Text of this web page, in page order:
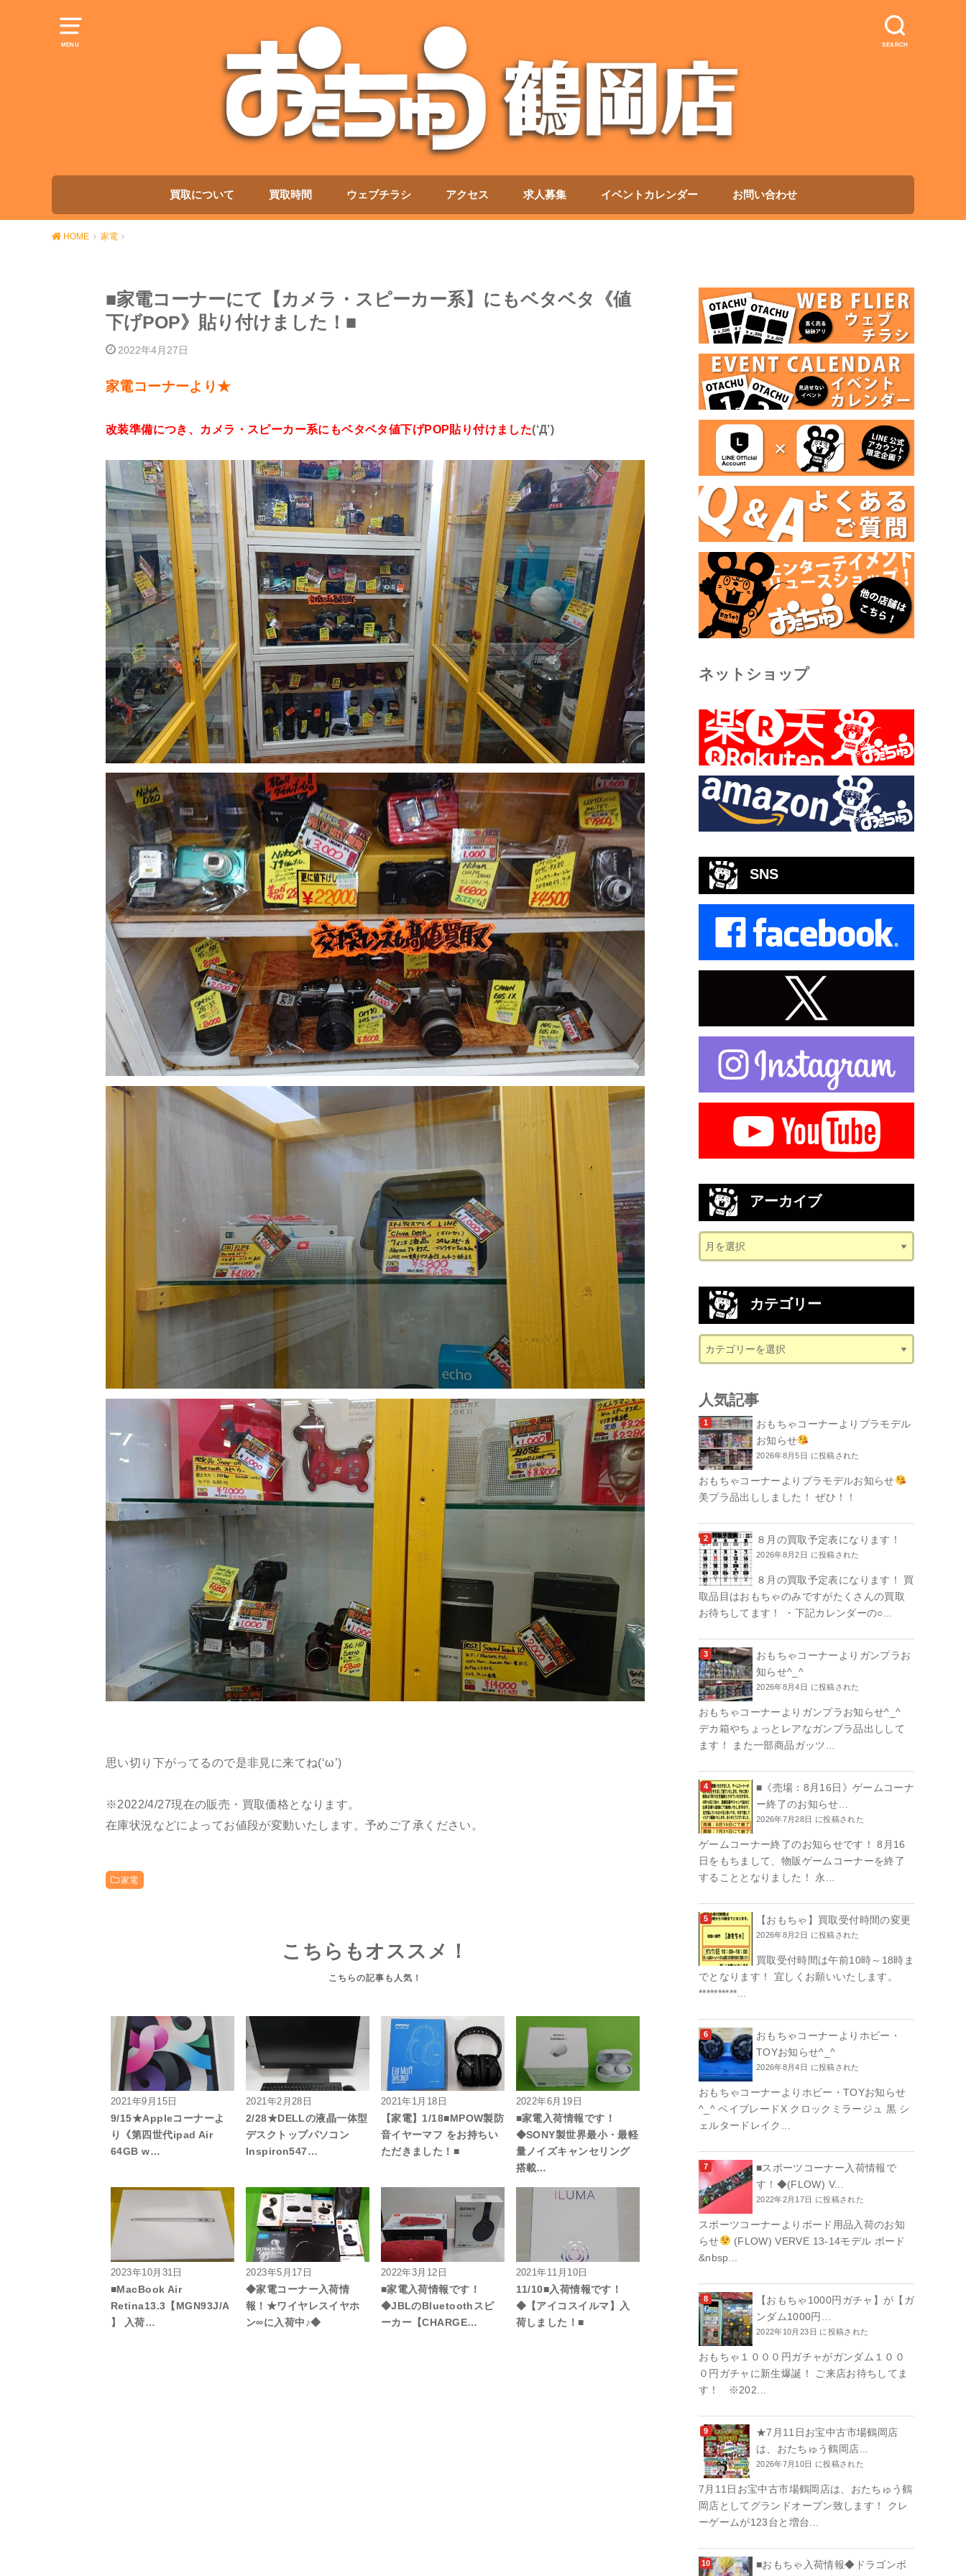
MENU SEARCH
買取について 買取時間 ウェブチラシ アクセス 求人募集 イベントカレンダー お問い合わせ
HOME 家電
■家電コーナーにて【カメラ・スピーカー系】にもベタベタ《値
下げPOP》貼り付けました！■
2022年4月27日
家電コーナーより★
改装準備につき、カメラ・スピーカー系にもベタベタ値下げPOP貼り付けました(‘Д’)
思い切り下がってるので是非見に来てね(‘ω’)
※2022/4/27現在の販売・買取価格となります。
在庫状況などによってお値段が変動いたします。予めご了承ください。
家電
こちらもオススメ！
2021年9月15日
9/15★Appleコーナーよ
り《第四世代ipad Air
64GB w…
2021年2月28日
2/28★DELLの液晶一体型
デスクトップパソコン
Inspiron547…
2021年1月18日
【家電】1/18■MPOW製防
音イヤーマフ をお持ちい
ただきました！■
2022年6月19日
■家電入荷情報です！
◆SONY製世界最小・最軽
量ノイズキャンセリング
搭載…
2023年10月31日
■MacBook Air
Retina13.3【MGN93J/A
】 入荷…
2023年5月17日
◆家電コーナー入荷情
報！★ワイヤレスイヤホ
ン∞に入荷中♪◆
2022年3月12日
■家電入荷情報です！
◆JBLのBluetoothスピ
ーカー【CHARGE…
2021年11月10日
11/10■入荷情報です！
◆【アイコスイルマ】入
荷しました！■
ネットショップ
SNS
アーカイブ
カテゴリー
人気記事
おもちゃコーナーよりプラモデル
お知らせ
2026年8月5日 に投稿された
おもちゃコーナーよりプラモデルお知らせ
美プラ品出ししました！ ぜひ！！
８月の買取予定表になります！
2026年8月2日 に投稿された
８月の買取予定表になります！ 買
取品目はおもちゃのみですがたくさんの買取
お待ちしてます！ ・下記カレンダーの○...
おもちゃコーナーよりガンプラお
知らせ^_^
2026年8月4日 に投稿された
おもちゃコーナーよりガンプラお知らせ^_^
デカ箱やちょっとレアなガンプラ品出しして
ます！ また一部商品ガッツ...
■《売場：8月16日》ゲームコーナ
ー終了のお知らせ...
2026年7月28日 に投稿された
ゲームコーナー終了のお知らせです！ 8月16
日をもちまして、物販ゲームコーナーを終了
することとなりました！ 永...
【おもちゃ】買取受付時間の変更
2026年8月2日 に投稿された
買取受付時間は午前10時～18時ま
でとなります！ 宜しくお願いいたします。
**********...
おもちゃコーナーよりホビー・
TOYお知らせ^_^
2026年8月4日 に投稿された
おもちゃコーナーよりホビー・TOYお知らせ
^_^ ベイブレードX クロックミラージュ 黒 シ
ェルタードレイク...
■スポーツコーナー入荷情報で
す！◆(FLOW) V...
2022年2月17日 に投稿された
スポーツコーナーよりボード用品入荷のお知
らせ
(FLOW) VERVE 13-14モデル ボード
&nbsp...
【おもちゃ1000円ガチャ】が【ガ
ンダム1000円...
2022年10月23日 に投稿された
おもちゃ１０００円ガチャがガンダム１００
０円ガチャに新生爆誕！ ご来店お待ちしてま
す！ ※202...
★7月11日お宝中古市場鶴岡店
は、おたちゅう鶴岡店...
2026年7月10日 に投稿された
7月11日お宝中古市場鶴岡店は、おたちゅう鶴
岡店としてグランドオープン致します！ クレ
ーゲームが123台と増台...
■おもちゃ入荷情報◆ドラゴンボ